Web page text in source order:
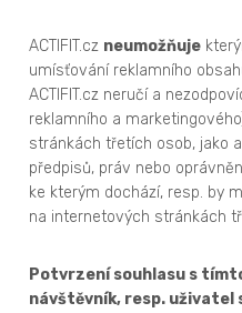
ACTIFIT.cz neumožňuje
umísťování reklamního
ACTIFIT.cz neručí a
reklamního a
stránkách třetích osob, jako
předpisů, práv nebo
ke kterým dochází, resp. by
na internetových stránkách
Potvrzení souhlasu s
návštěvník, resp. uživatel